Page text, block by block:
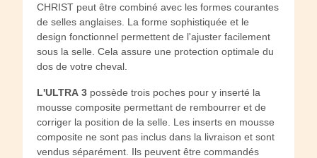
CHRIST peut être combiné avec les formes courantes
de selles anglaises. La forme sophistiquée et le
design fonctionnel permettent de l'ajuster facilement
sous la selle. Cela assure une protection optimale du
dos de votre cheval.
L'ULTRA 3 possède trois poches pour y inserté la
mousse composite permettant de rembourrer et de
corriger la position de la selle. Les inserts en mousse
composite ne sont pas inclus dans la livraison et sont
vendus séparément. Ils peuvent être commandés